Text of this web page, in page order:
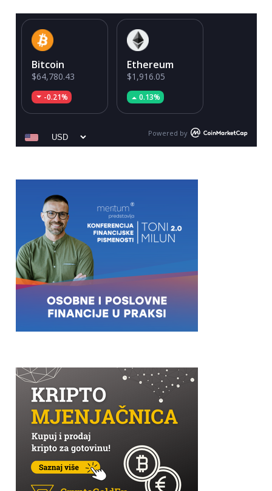
Bitcoin
$64,780.43
-0.21%
Ethereum
$1,916.05
0.13%
Powered by